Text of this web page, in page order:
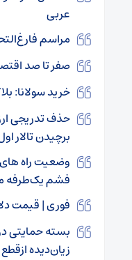
عربی
مراسم
صفر تا صد اقتصاد ۲۰۲۴ در ۹
خرید سولانا:
حذف تدریجی
برچیدن تالار
وضعیت راه
فشم یک‌طرفه
فوری | قیمت دلار
بسته حمایتی
زیان‌دیده